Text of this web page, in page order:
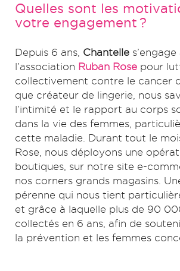
Quelles sont les
votre engagement ?
Depuis 6 ans, Chantelle
l’association Ruban Rose pour
collectivement contre le cancer
que créateur de lingerie, nous
l’intimité et le rapport au corps
dans la vie des femmes,
cette maladie. Durant tout le
Rose, nous déployons une
boutiques, sur notre site e-
nos corners grands magasins.
pérenne qui nous tient
et grâce à laquelle plus de 90
collectés en 6 ans, afin de
la prévention et les femmes